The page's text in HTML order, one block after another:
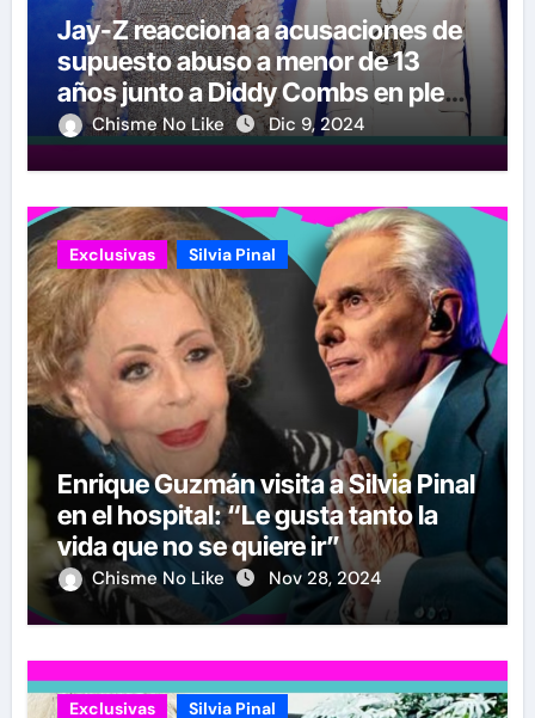
Jay-Z reacciona a acusaciones de
supuesto abuso a menor de 13
años junto a Diddy Combs en plena
fiestaChisme No Like Dic 9, 2024
Exclusivas Silvia Pinal
Enrique Guzmán visita a Silvia Pinal
en el hospital: “Le gusta tanto la
vida que no se quiere ir”
Chisme No Like Nov 28, 2024
Exclusivas Silvia Pinal